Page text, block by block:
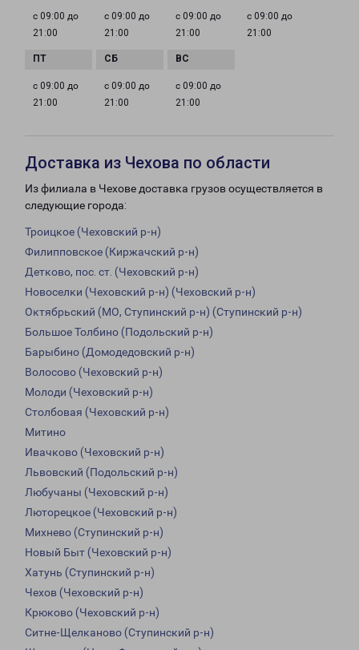
с 09:00 до
21:00
с 09:00 до
21:00
с 09:00 до
21:00
с 09:00 до
21:00
с 09:00 до
21:00
с 09:00 до
21:00
с 09:00 до
21:00
Доставка из Чехова по области
Из филиала в Чехове доставка грузов осуществляется в
следующие города:
Троицкое (Чеховский р-н)
Филипповское (Киржачский р-н)
Детково, пос. ст. (Чеховский р-н)
Новоселки (Чеховский р-н) (Чеховский р-н)
Октябрьский (МО, Ступинский р-н) (Ступинский р-н)
Большое Толбино (Подольский р-н)
Барыбино (Домодедовский р-н)
Волосово (Чеховский р-н)
Молоди (Чеховский р-н)
Столбовая (Чеховский р-н)
Митино
Ивачково (Чеховский р-н)
Львовский (Подольский р-н)
Любучаны (Чеховский р-н)
Люторецкое (Чеховский р-н)
Михнево (Ступинский р-н)
Новый Быт (Чеховский р-н)
Хатунь (Ступинский р-н)
Чехов (Чеховский р-н)
Крюково (Чеховский р-н)
Ситне-Щелканово (Ступинский р-н)